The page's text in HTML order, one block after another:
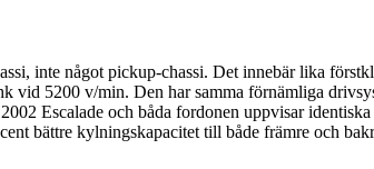
inte något pickup-chassi. Det innebär lika
vid 5200 v/min. Den har samma förnämliga
Escalade och båda fordonen uppvisar
bättre kylningskapacitet till både främre och